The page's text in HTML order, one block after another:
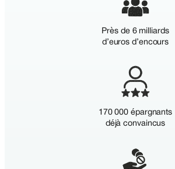
Près de 6 milliards
d’euros d’encours
170 000 épargnants
déjà convaincus